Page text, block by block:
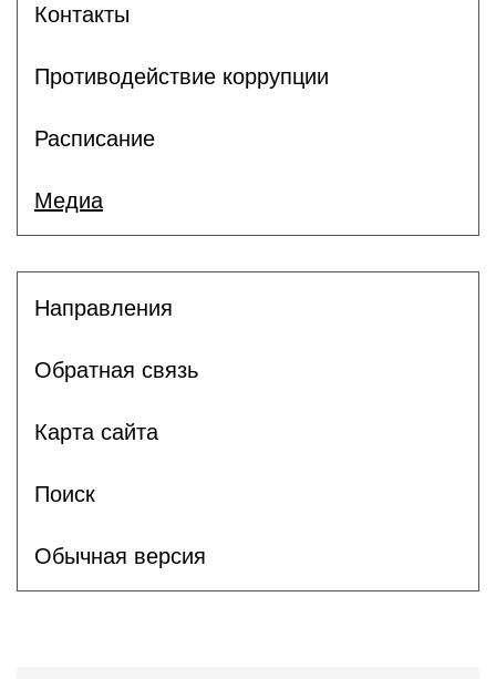
Контакты
Противодействие коррупции
Расписание
Медиа
Направления
Обратная связь
Карта сайта
Поиск
Обычная версия